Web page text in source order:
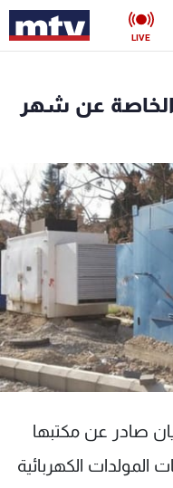
LIVE
الخاصة عن شهر
صادر عن مكتبها
المولدات الكهربائية